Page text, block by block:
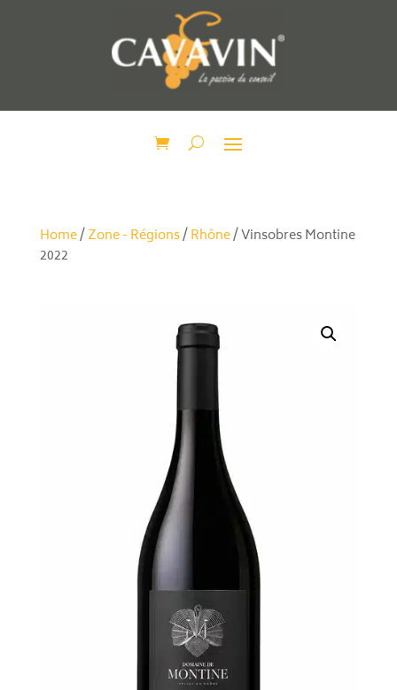
Home/Zone - Régions/Rhône/ Vinsobres Montine
2022